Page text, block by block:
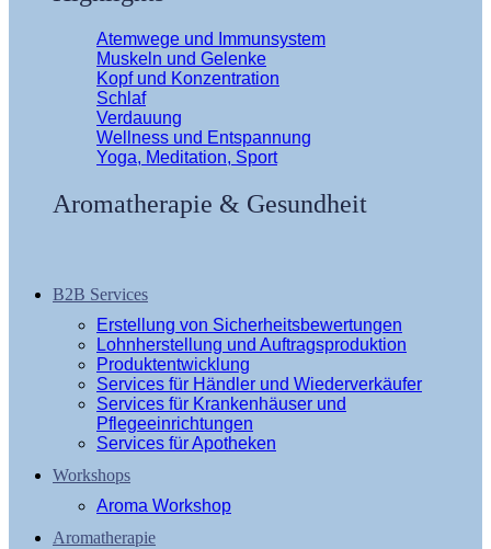
Atemwege und Immunsystem
Muskeln und Gelenke
Kopf und Konzentration
Schlaf
Verdauung
Wellness und Entspannung
Yoga, Meditation, Sport
Aromatherapie & Gesundheit
B2B Services
Erstellung von Sicherheitsbewertungen
Lohnherstellung und Auftragsproduktion
Produktentwicklung
Services für Händler und Wiederverkäufer
Services für Krankenhäuser und
Pflegeeinrichtungen
Services für Apotheken
Workshops
Aroma Workshop
Aromatherapie